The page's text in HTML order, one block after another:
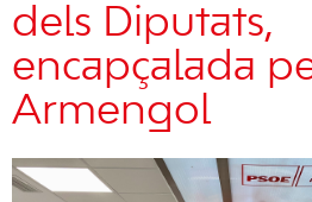
dels Diputats,
encapçalada
Armengol